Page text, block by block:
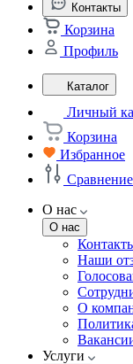
Контакты
Корзина
Профиль
Каталог
Личный
Корзина
Избранное
О нас
О нас
Наши
О
Услуги